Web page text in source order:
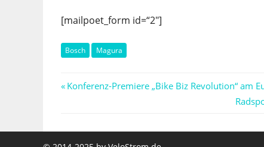
[mailpoet_form id=“2″]
Bosch Magura
Beitragsnavigation
Vorheriger
Konferenz-Premiere „Bike Biz Revolution“ am